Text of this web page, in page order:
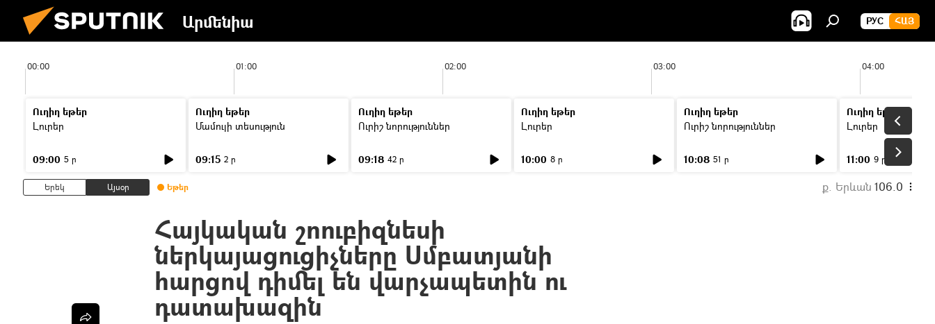
Արմենիա РУС ՀԱՅ
00:00 01:00 02:00 03:00 04:00
Ուղիղ եթեր
Լուրեր
09:00 5 ր
Ուղիղ եթեր
Մամուլի տեսություն
09:15 2 ր
Ուղիղ եթեր
Ուրիշ նորություններ
09:18 42 ր
Ուղիղ եթեր
Լուրեր
10:00 8 ր
Ուղիղ եթեր
Ուրիշ նորություններ
10:08 51 ր
Ուղիղ եթեր
Լուրեր
11:00 9 ր
Երեկ Այսօր Եթեր ք. Երևան 106.0
Հայկական շոուբիզնեսի
ներկայացուցիչները Սմբատյանի
հարցով դիմել են վարչապետին ու
դատախազին